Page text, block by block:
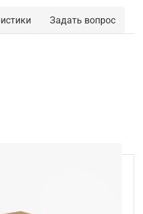
Задать вопрос